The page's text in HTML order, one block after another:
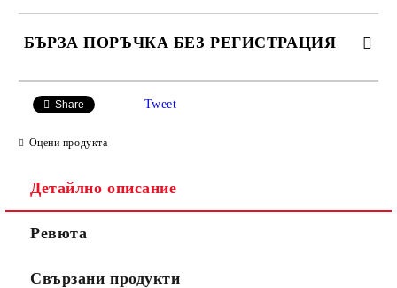
БЪРЗА ПОРЪЧКА БЕЗ РЕГИСТРАЦИЯ
Share Tweet
Оцени продукта
Детайлно описание
Ревюта
Свързани продукти